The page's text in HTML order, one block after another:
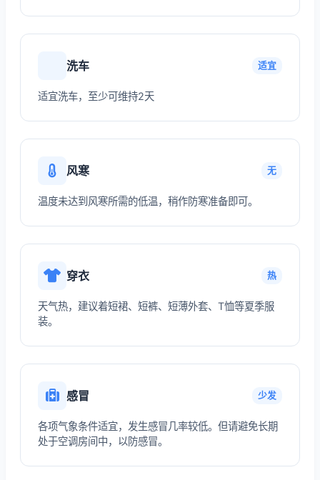
洗车 适宜
适宜洗车，至少可维持2天
风寒 无
温度未达到风寒所需的低温，稍作防寒准备即可。
穿衣 热
天气热，建议着短裙、短裤、短薄外套、T恤等夏季服
装。
感冒 少发
各项气象条件适宜，发生感冒几率较低。但请避免长期
处于空调房间中，以防感冒。